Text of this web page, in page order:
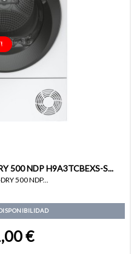
500 NDP H9A3TCBEXS-S...
500 NDP...
€